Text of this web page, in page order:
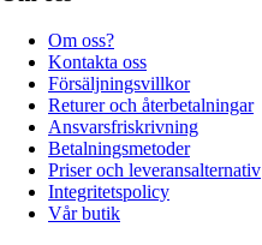
Om oss?
Kontakta oss
Försäljningsvillkor
Returer och återbetalningar
Ansvarsfriskrivning
Betalningsmetoder
Priser och leveransalternativ
Integritetspolicy
Vår butik